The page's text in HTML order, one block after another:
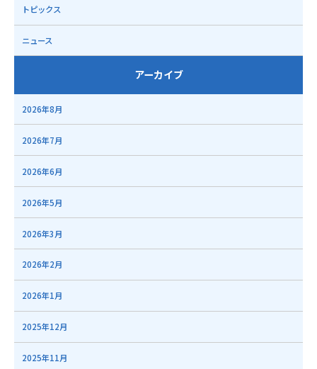
トピックス
ニュース
アーカイブ
2026年8月
2026年7月
2026年6月
2026年5月
2026年3月
2026年2月
2026年1月
2025年12月
2025年11月